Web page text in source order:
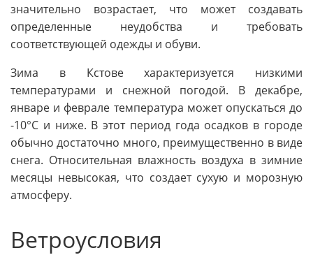
значительно возрастает, что может создавать
определенные неудобства и требовать
соответствующей одежды и обуви.
Зима в Кстове характеризуется низкими
температурами и снежной погодой. В декабре,
январе и феврале температура может опускаться до
-10°C и ниже. В этот период года осадков в городе
обычно достаточно много, преимущественно в виде
снега. Относительная влажность воздуха в зимние
месяцы невысокая, что создает сухую и морозную
атмосферу.
Ветроусловия